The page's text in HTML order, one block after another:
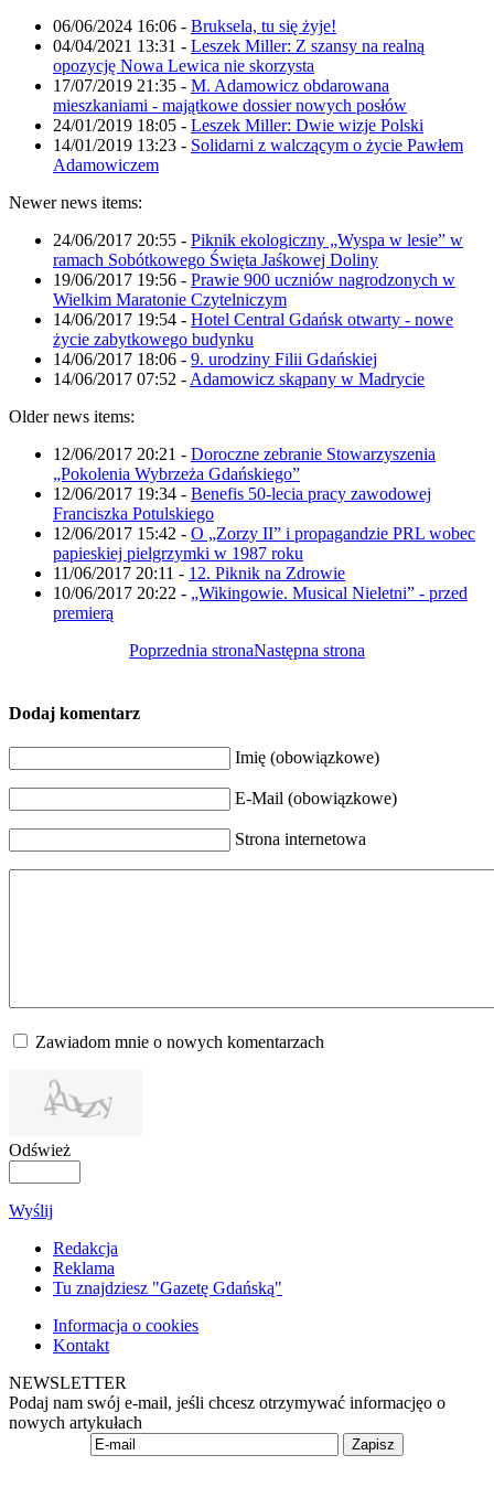
06/06/2024 16:06 - Bruksela, tu się żyje!
04/04/2021 13:31 - Leszek Miller: Z szansy na realną
opozycję Nowa Lewica nie skorzysta
17/07/2019 21:35 - M. Adamowicz obdarowana
mieszkaniami - majątkowe dossier nowych posłów
24/01/2019 18:05 - Leszek Miller: Dwie wizje Polski
14/01/2019 13:23 - Solidarni z walczącym o życie Pawłem
Adamowiczem
Newer news items:
24/06/2017 20:55 - Piknik ekologiczny „Wyspa w lesie” w
ramach Sobótkowego Święta Jaśkowej Doliny
19/06/2017 19:56 - Prawie 900 uczniów nagrodzonych w
Wielkim Maratonie Czytelniczym
14/06/2017 19:54 - Hotel Central Gdańsk otwarty - nowe
życie zabytkowego budynku
14/06/2017 18:06 - 9. urodziny Filii Gdańskiej
14/06/2017 07:52 - Adamowicz skąpany w Madrycie
Older news items:
12/06/2017 20:21 - Doroczne zebranie Stowarzyszenia
„Pokolenia Wybrzeża Gdańskiego”
12/06/2017 19:34 - Benefis 50-lecia pracy zawodowej
Franciszka Potulskiego
12/06/2017 15:42 - O „Zorzy II” i propagandzie PRL wobec
papieskiej pielgrzymki w 1987 roku
11/06/2017 20:11 - 12. Piknik na Zdrowie
10/06/2017 20:22 - „Wikingowie. Musical Nieletni” - przed
premierą
Poprzednia stronaNastępna strona
Dodaj komentarz
Imię (obowiązkowe)
E-Mail (obowiązkowe)
Strona internetowa
Zawiadom mnie o nowych komentarzach
Odśwież
Wyślij
Redakcja
Reklama
Tu znajdziesz "Gazetę Gdańską"
Informacja o cookies
Kontakt
NEWSLETTER
Podaj nam swój e-mail, jeśli chcesz otrzymywać informacjęo o
nowych artykułach
Zapisz